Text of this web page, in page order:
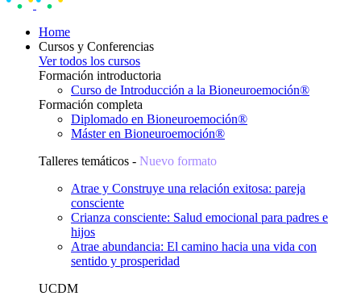
Home
Cursos y Conferencias
Ver todos los cursos
Formación introductoria
Curso de Introducción a la Bioneuroemoción®
Formación completa
Diplomado en Bioneuroemoción®
Máster en Bioneuroemoción®
Talleres temáticos - Nuevo formato
Atrae y Construye una relación exitosa: pareja
consciente
Crianza consciente: Salud emocional para padres e
hijos
Atrae abundancia: El camino hacia una vida con
sentido y prosperidad
UCDM